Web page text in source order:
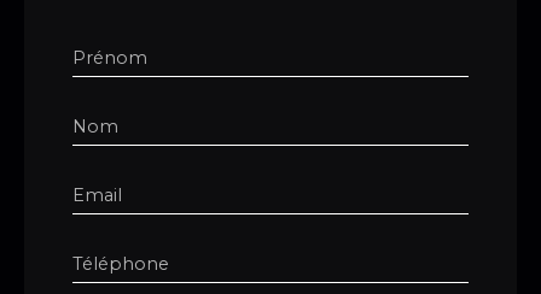
Prénom
Nom
Email
Téléphone